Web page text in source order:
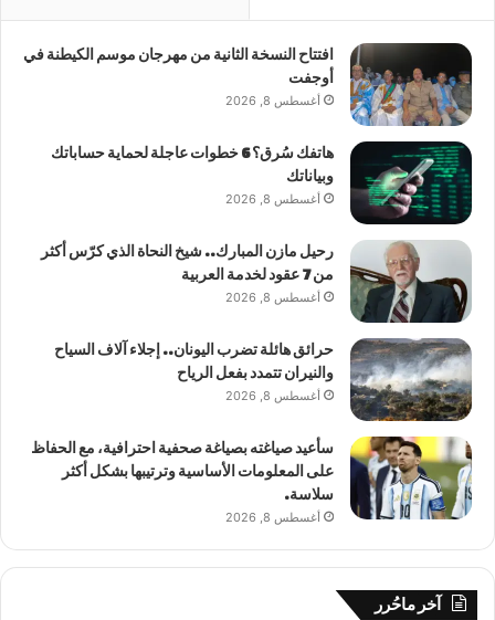
افتتاح النسخة الثانية من مهرجان موسم الكيطنة في
أوجفت
أغسطس 8, 2026
هاتفك سُرق؟ 6 خطوات عاجلة لحماية حساباتك
وبياناتك
أغسطس 8, 2026
رحيل مازن المبارك.. شيخ النحاة الذي كرّس أكثر
من 7 عقود لخدمة العربية
أغسطس 8, 2026
حرائق هائلة تضرب اليونان.. إجلاء آلاف السياح
والنيران تتمدد بفعل الرياح
أغسطس 8, 2026
سأعيد صياغته بصياغة صحفية احترافية، مع الحفاظ
على المعلومات الأساسية وترتيبها بشكل أكثر
سلاسة.
أغسطس 8, 2026
آخر ماحُرر